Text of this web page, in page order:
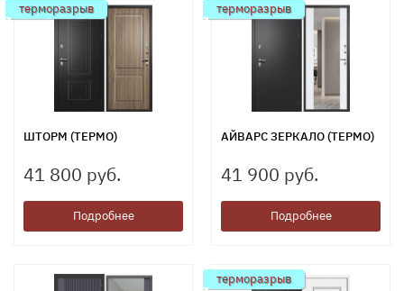
терморазрыв
ШТОРМ (ТЕРМО)
41 800 руб.
Подробнее
терморазрыв
АЙВАРС ЗЕРКАЛО (ТЕРМО)
41 900 руб.
Подробнее
терморазрыв